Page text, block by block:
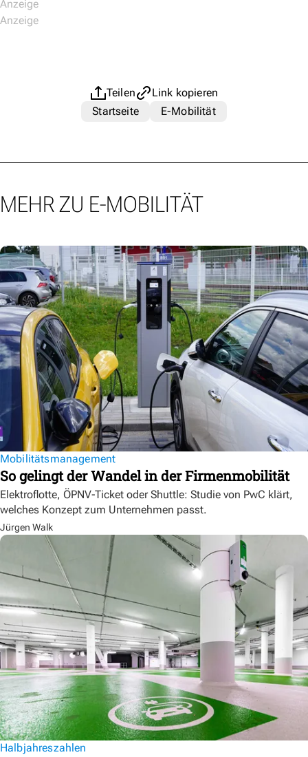
Teilen
Link kopieren
Startseite
E-Mobilität
MEHR ZU E-MOBILITÄT
Mobilitätsmanagement
So gelingt der Wandel in der Firmenmobilität
Elektroflotte, ÖPNV-Ticket oder Shuttle: Studie von PwC klärt,
welches Konzept zum Unternehmen passt.
Jürgen Walk
Halbjahreszahlen